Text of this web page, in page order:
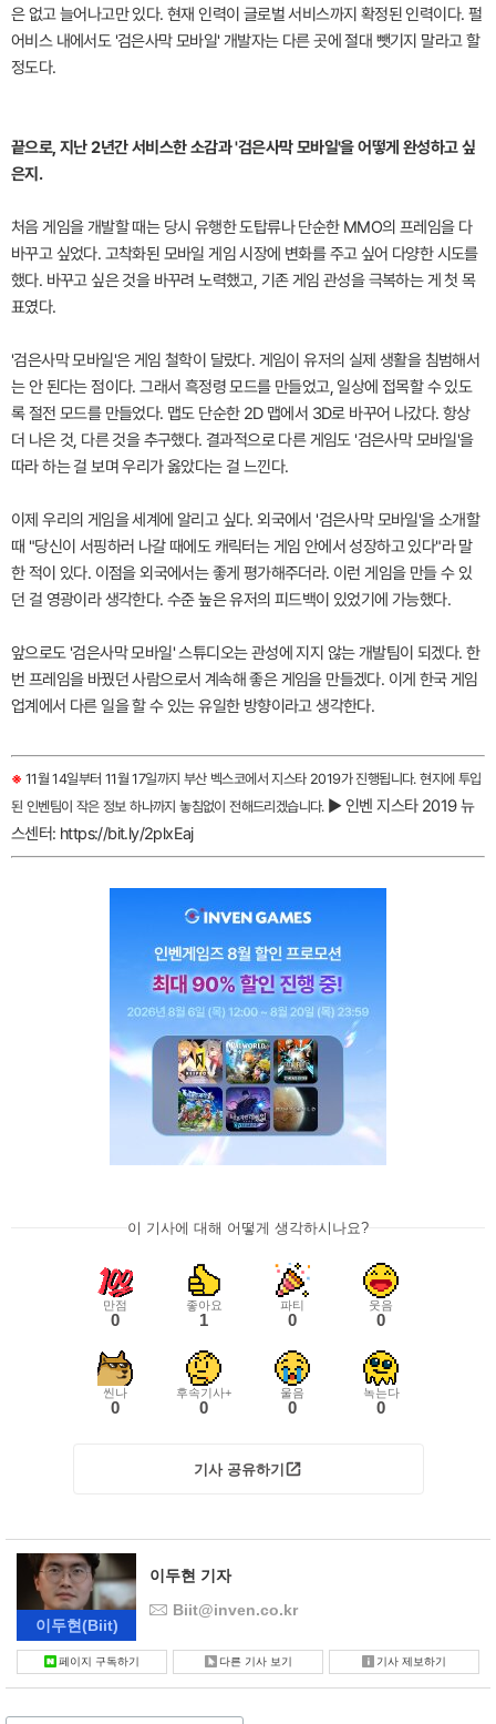
은 없고 늘어나고만 있다. 현재 인력이 글로벌 서비스까지 확정된 인력이다. 펄
어비스 내에서도 '검은사막 모바일' 개발자는 다른 곳에 절대 뺏기지 말라고 할
정도다.
끝으로, 지난 2년간 서비스한 소감과 '검은사막 모바일'을 어떻게 완성하고 싶
은지.
처음 게임을 개발할 때는 당시 유행한 도탑류나 단순한 MMO의 프레임을 다
바꾸고 싶었다. 고착화된 모바일 게임 시장에 변화를 주고 싶어 다양한 시도를
했다. 바꾸고 싶은 것을 바꾸려 노력했고, 기존 게임 관성을 극복하는 게 첫 목
표였다.
'검은사막 모바일'은 게임 철학이 달랐다. 게임이 유저의 실제 생활을 침범해서
는 안 된다는 점이다. 그래서 흑정령 모드를 만들었고, 일상에 접목할 수 있도
록 절전 모드를 만들었다. 맵도 단순한 2D 맵에서 3D로 바꾸어 나갔다. 항상
더 나은 것, 다른 것을 추구했다. 결과적으로 다른 게임도 '검은사막 모바일'을
따라 하는 걸 보며 우리가 옳았다는 걸 느낀다.
이제 우리의 게임을 세계에 알리고 싶다. 외국에서 '검은사막 모바일'을 소개할
때 "당신이 서핑하러 나갈 때에도 캐릭터는 게임 안에서 성장하고 있다"라 말
한 적이 있다. 이점을 외국에서는 좋게 평가해주더라. 이런 게임을 만들 수 있
던 걸 영광이라 생각한다. 수준 높은 유저의 피드백이 있었기에 가능했다.
앞으로도 '검은사막 모바일' 스튜디오는 관성에 지지 않는 개발팀이 되겠다. 한
번 프레임을 바꿨던 사람으로서 계속해 좋은 게임을 만들겠다. 이게 한국 게임
업계에서 다른 일을 할 수 있는 유일한 방향이라고 생각한다.
※ 11월 14일부터 11월 17일까지 부산 벡스코에서 지스타 2019가 진행됩니다. 현지에 투입
된 인벤팀이 작은 정보 하나까지 놓침없이 전해드리겠습니다. ▶ 인벤 지스타 2019 뉴
스센터: https://bit.ly/2plxEaj
이 기사에 대해 어떻게 생각하시나요?
만점
0
좋아요
1
파티
0
웃음
0
씬나
0
후속기사+
0
울음
0
녹는다
0
기사 공유하기
이두현(Biit)
이두현 기자
Biit@inven.co.kr
페이지 구독하기 다른 기사 보기 기사 제보하기